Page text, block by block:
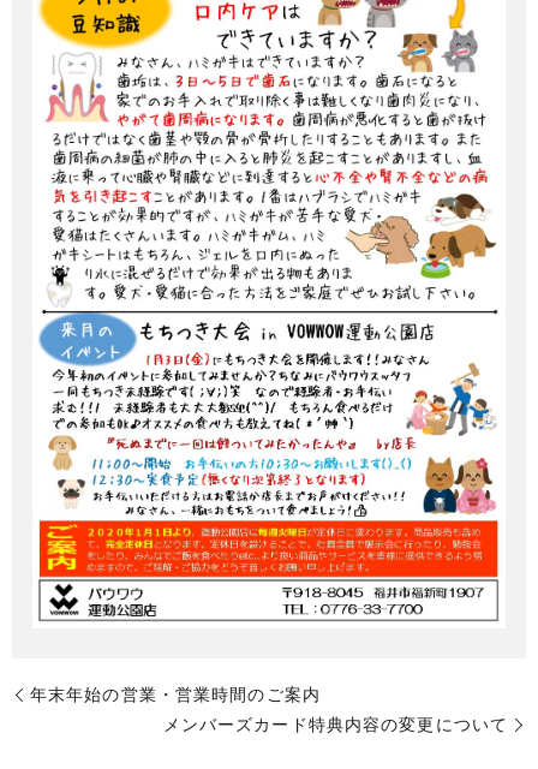
年末年始の営業・営業時間のご案内
メンバーズカード特典内容の変更について